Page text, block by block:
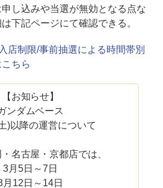
し込みや当選が無効となる点な
下記ページにて確認できる。
店制限/事前抽選による時間帯別
ちら
【お知らせ】
ンダムベース
)以降の運営について
名古屋・京都店では、
3月5日～7日
月12日～14日